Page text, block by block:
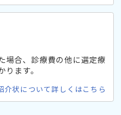
場合、診療費の他に選定療
ます。
介状について詳しくはこちら